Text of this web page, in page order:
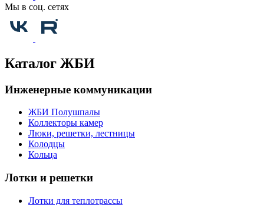
Мы в соц. сетях
Каталог ЖБИ
Инженерные коммуникации
ЖБИ Полушпалы
Коллекторы камер
Люки, решетки, лестницы
Колодцы
Кольца
Лотки и решетки
Лотки для теплотрассы